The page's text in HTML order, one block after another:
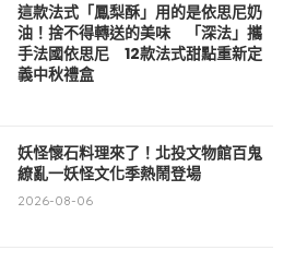
這款法式「鳳梨酥」用的是依思尼奶
油！捨不得轉送的美味 「深法」攜
手法國依思尼 12款法式甜點重新定
義中秋禮盒
妖怪懷石料理來了！北投文物館百鬼
繚亂一妖怪文化季熱鬧登場
2026-08-06